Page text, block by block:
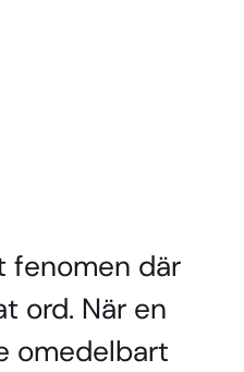
fenomen där
ord. När en
omedelbart